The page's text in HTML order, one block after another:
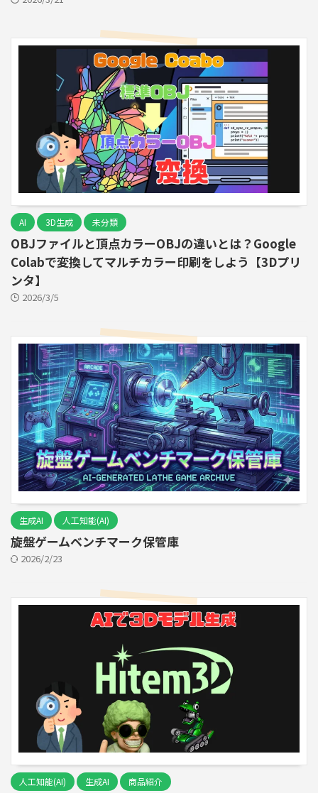
AI 3D生成 未分類
OBJファイルと頂点カラーOBJの違いとは？Google
Colabで変換してマルチカラー印刷をしよう【3Dプリ
ンタ】
2026/3/5
生成AI 人工知能(AI)
旋盤ゲームベンチマーク保管庫
2026/2/23
人工知能(AI) 生成AI 商品紹介